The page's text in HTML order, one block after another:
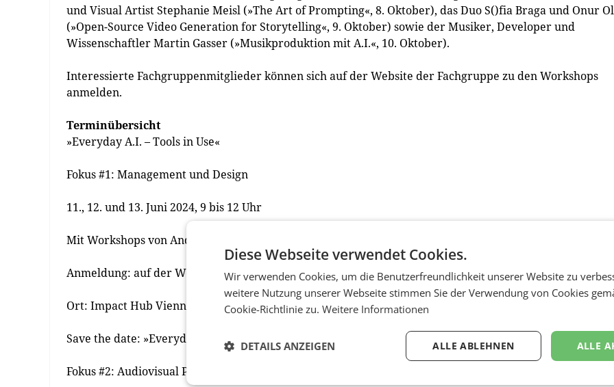
und Visual Artist Stephanie Meisl (»The Art of Prompting«, 8. Oktober), das Duo S()fia Braga und Onur
(»Open-Source Video Generation for Storytelling«, 9. Oktober) sowie der Musiker, Developer und
Wissenschaftler Martin Gasser (»Musikproduktion mit A.I.«, 10. Oktober).
Interessierte Fachgruppenmitglieder können sich auf der Website der Fachgruppe zu den Workshops
anmelden.
Terminübersicht
»Everyday A.I. – Tools in Use«
Fokus #1: Management und Design
11., 12. und 13. Juni 2024, 9 bis 12 Uhr
Mit Workshops von Andreas Fraunberger, Claudia Larcher und Carina Lindmeier.
Anmeldung: auf der Website der FG Werbung Wien.
Ort: Impact Hub Vienna in der Lindengasse 56
Save the date: »Everyday A.I. – Tools in Use«
Fokus #2: Audiovisual Production
Diese Webseite verwendet Cookies.
Wir verwenden Cookies, um die Benutzerfreundlichkeit unserer Website zu
weitere Nutzung unserer Webseite stimmen Sie der Verwendung von Cookies
Cookie-Richtlinie zu. Weitere Informationen
ALLE
ALLE ABLEHNEN
DETAILS ANZEIGEN